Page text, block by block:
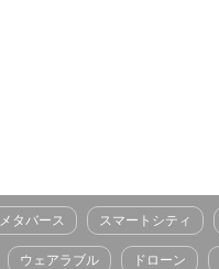
メタバース スマートシティ
ウェアラブル ドローン